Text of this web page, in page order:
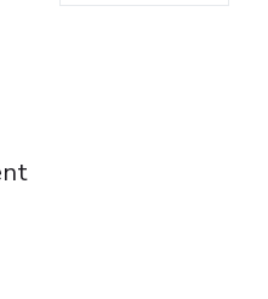
English